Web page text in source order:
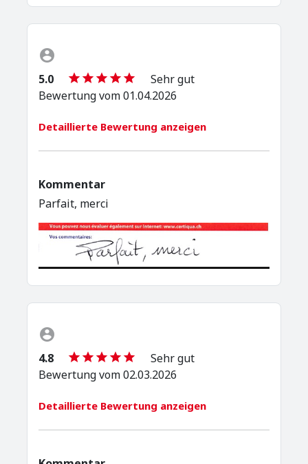
5.0
Sehr gut
Bewertung vom 01.04.2026
Detaillierte Bewertung anzeigen
Kommentar
Parfait, merci
4.8
Sehr gut
Bewertung vom 02.03.2026
Detaillierte Bewertung anzeigen